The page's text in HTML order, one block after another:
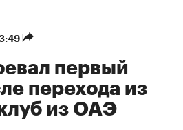
первый
перехода из
из ОАЭ